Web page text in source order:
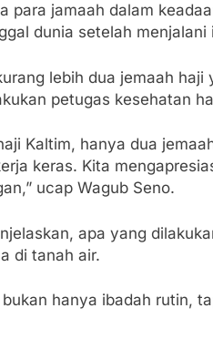
para jamaah dalam
dunia setelah menjalani
lebih dua jemaah
petugas kesehatan
Kaltim, hanya dua
keras. Kita
ucap Wagub Seno.
apa yang
di tanah air.
hanya ibadah rutin,